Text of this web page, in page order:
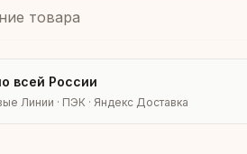
товара
всей России
Линии · ПЭК · Яндекс Доставка